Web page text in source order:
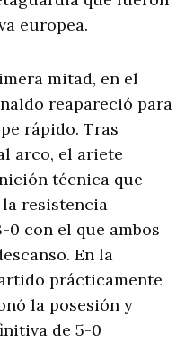
europea.
mitad, en el
reapareció para
rápido. Tras
arco, el ariete
técnica que
resistencia
con el que ambos
En la
prácticamente
la posesión y
de 5-0